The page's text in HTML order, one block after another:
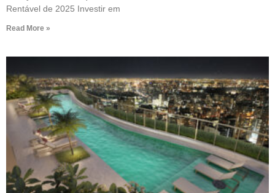
Rentável de 2025 Investir em
Read More »